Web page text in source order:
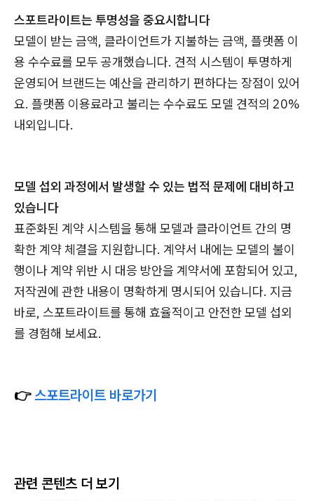
스포트라이트는 투명성을 중요시합니다
모델이 받는 금액, 클라이언트가 지불하는 금액, 플랫폼 이
용 수수료를 모두 공개했습니다. 견적 시스템이 투명하게
운영되어 브랜드는 예산을 관리하기 편하다는 장점이 있어
요. 플랫폼 이용료라고 불리는 수수료도 모델 견적의 20%
내외입니다.
모델 섭외 과정에서 발생할 수 있는 법적 문제에 대비하고
있습니다
표준화된 계약 시스템을 통해 모델과 클라이언트 간의 명
확한 계약 체결을 지원합니다. 계약서 내에는 모델의 불이
행이나 계약 위반 시 대응 방안을 계약서에 포함되어 있고,
저작권에 관한 내용이 명확하게 명시되어 있습니다. 지금
바로, 스포트라이트를 통해 효율적이고 안전한 모델 섭외
를 경험해 보세요.
👉스포트라이트 바로가기
관련 콘텐츠 더 보기